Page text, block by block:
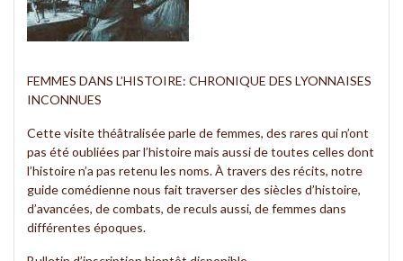
FEMMES DANS L’HISTOIRE: CHRONIQUE DES LYONNAISES
INCONNUES
Cette visite théâtralisée parle de femmes, des rares qui n’ont
pas été oubliées par l’histoire mais aussi de toutes celles dont
l’histoire n’a pas retenu les noms. À travers des récits, notre
guide comédienne nous fait traverser des siècles d’histoire,
d’avancées, de combats, de reculs aussi, de femmes dans
différentes époques.